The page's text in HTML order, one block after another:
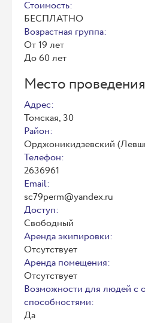
Стоимость:
БЕСПЛАТНО
Возрастная группа:
От 19 лет
До 60 лет
Место проведения
Адрес:
Томская, 30
Район:
Орджоникидзевский
Телефон:
2636961
Email:
sc79perm@yandex.ru
Доступ:
Свободный
Аренда экипировки:
Отсутствует
Аренда помещения:
Отсутствует
Возможности для людей с
способностями:
Да